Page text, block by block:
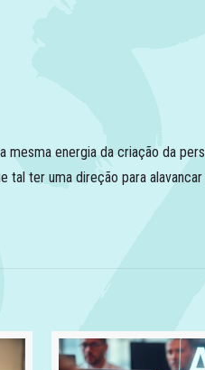
energia da criação da
tal ter uma direção para